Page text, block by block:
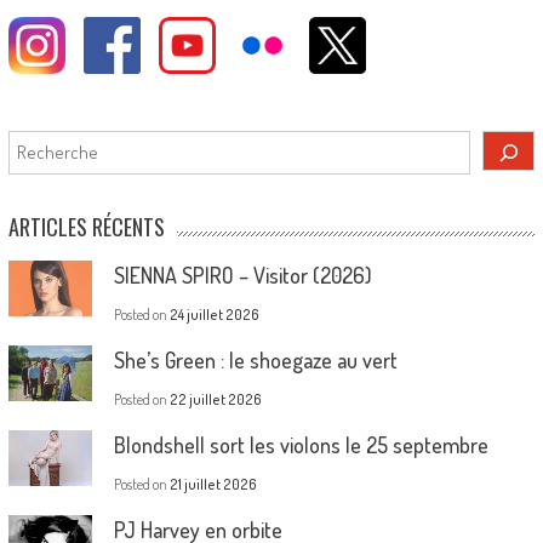
Rechercher
ARTICLES RÉCENTS
SIENNA SPIRO – Visitor (2026)
Posted on 24 juillet 2026
She’s Green : le shoegaze au vert
Posted on 22 juillet 2026
Blondshell sort les violons le 25 septembre
Posted on 21 juillet 2026
PJ Harvey en orbite